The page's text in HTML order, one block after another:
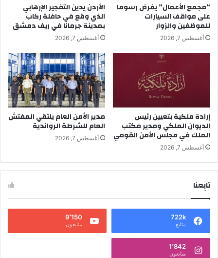
“مجمع الأعمال” يفرض رسوما
على مواقف السيارات
للموظفين والزوار
أغسطس 7, 2026
الأردن يدين التفجير الإرهابي
الذي وقع في حافلة ركاب
بمدينة جرمانا في ريف دمشق
أغسطس 7, 2026
إرادة ملكية بتعيين رئيس
الديوان الملكي ومدير مكتب
الملك في مجلس الأمن القومي
أغسطس 7, 2026
مدير الأمن العام يلتقي المفتش
العام للشرطة الرواندية
أغسطس 7, 2026
تابِعنا
722k
متابع
9٬150
متابعون
1٬842
متابعون